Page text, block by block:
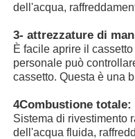
Notizie
Casi
dell'acqua,
3- attrezzature di
È facile aprire il cassetto
personale può
cassetto. Questa è una
4Combustione totale:
Sistema di rivestimento
dell'acqua fluida,